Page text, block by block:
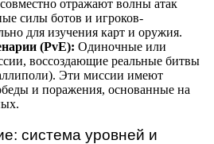
отражают волны атак
силы ботов и игроков-
для изучения карт и оружия.
(PvE): Одиночные или
воссоздающие реальные битвы
Эти миссии имеют
и поражения, основанные на
система уровней и